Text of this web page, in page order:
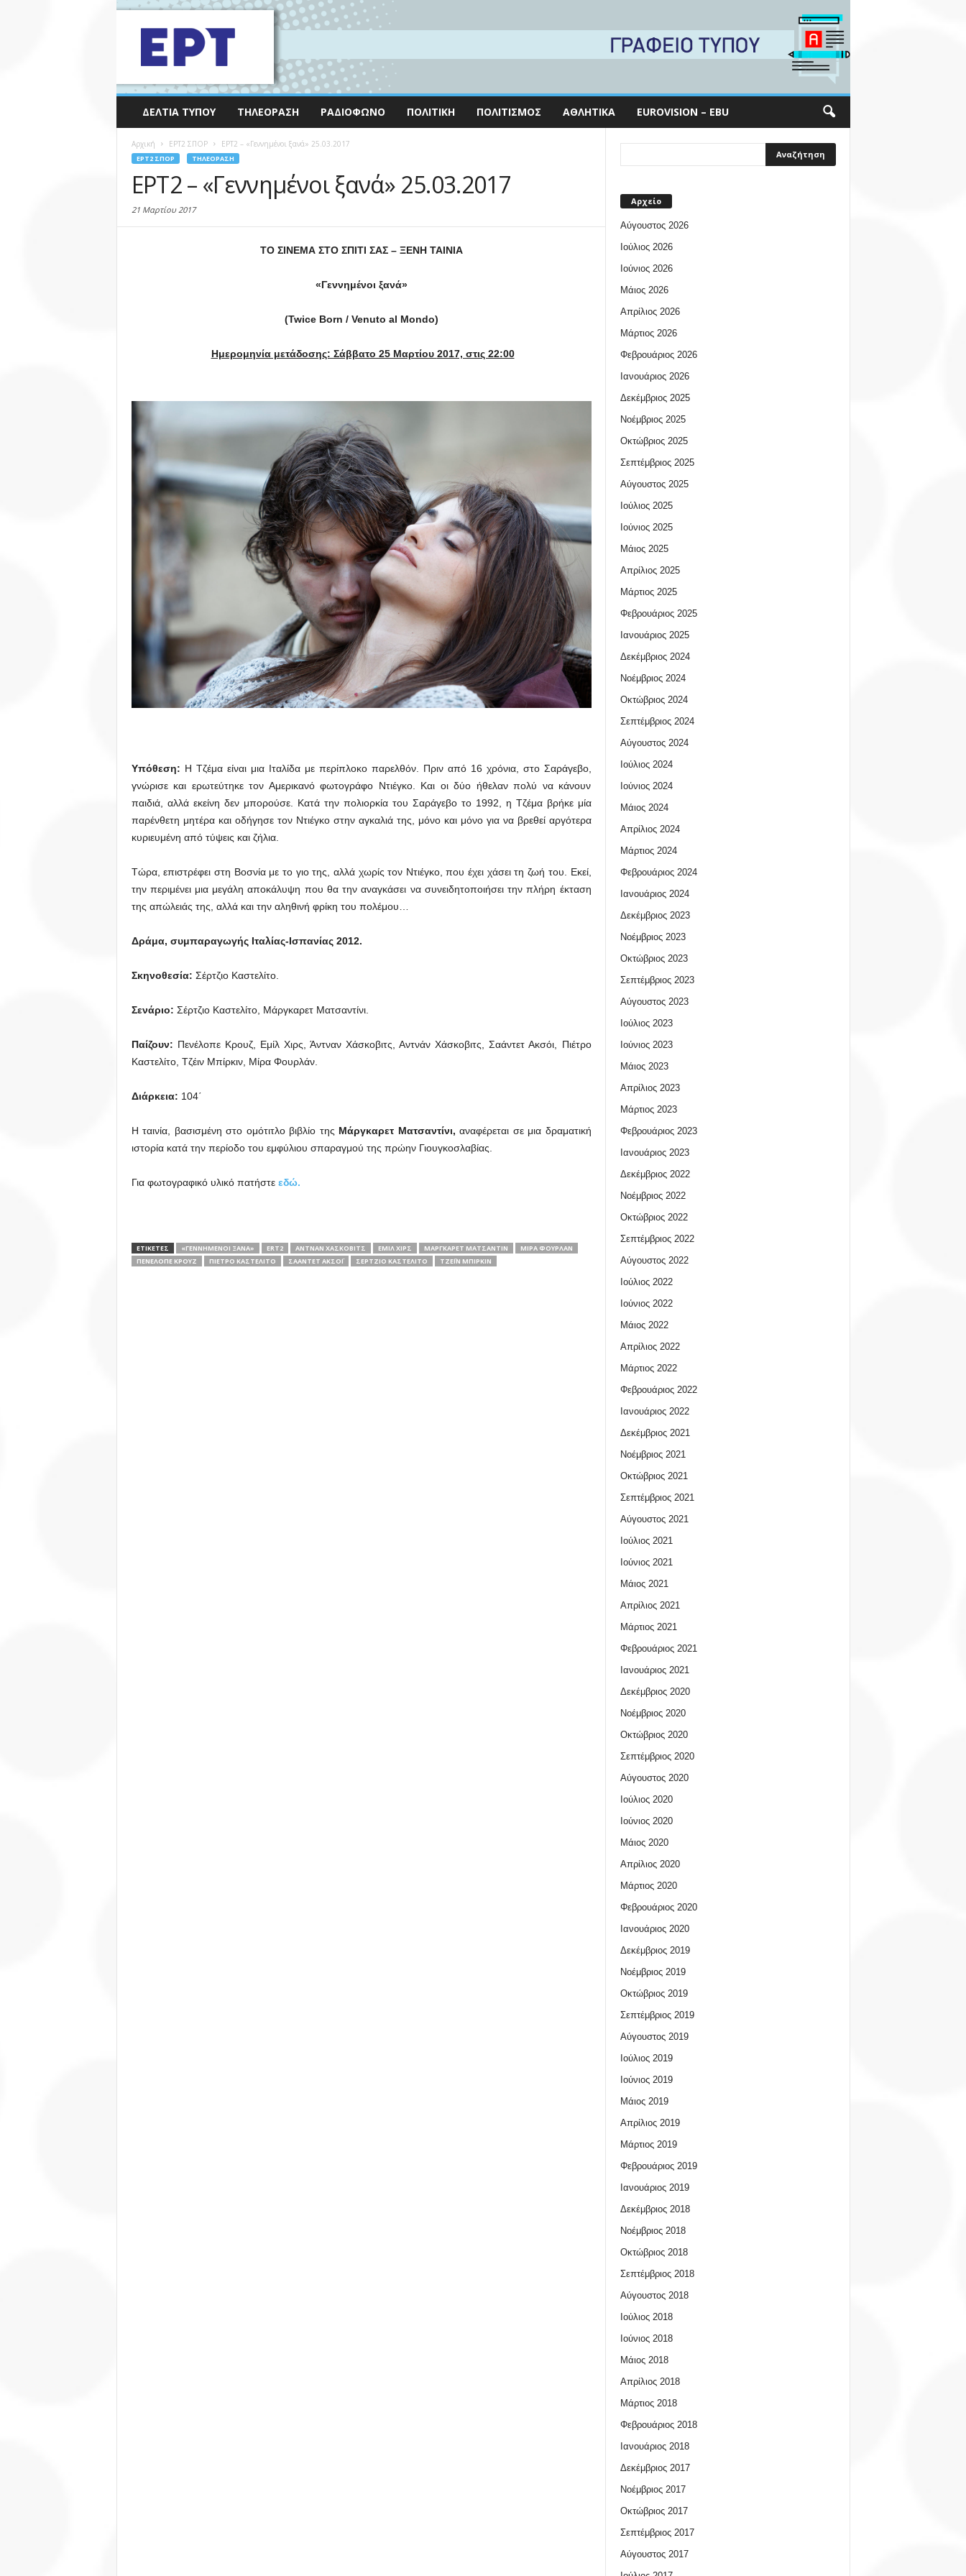
ΔΕΛΤΊΑ ΤΎΠΟΥ ΤΗΛΕΌΡΑΣΗ ΡΑΔΙΌΦΩΝΟ ΠΟΛΙΤΙΚΉ ΠΟΛΙΤΙΣΜΌΣ ΑΘΛΗΤΙΚΆ EUROVISION – EBU
Αρχική EΡΤ2 ΣΠΟΡ ΕΡΤ2 – «Γεννημένοι ξανά» 25.03.2017
EΡΤ2 ΣΠΟΡ ΤΗΛΕΌΡΑΣΗ
ΕΡΤ2 – «Γεννημένοι ξανά» 25.03.2017
21 Μαρτίου 2017
ΤΟ ΣΙΝΕΜΑ ΣΤΟ ΣΠΙΤΙ ΣΑΣ – ΞΕΝΗ ΤΑΙΝΙΑ
«Γεννημένοι ξανά»
(Twice Born / Venuto al Mondo)
Ημερομηνία μετάδοσης: Σάββατο 25 Μαρτίου 2017, στις 22:00
Υπόθεση: Η Τζέμα είναι μια Ιταλίδα με περίπλοκο παρελθόν. Πριν από 16 χρόνια, στο Σαράγεβο,
γνώρισε και ερωτεύτηκε τον Αμερικανό φωτογράφο Ντιέγκο. Και οι δύο ήθελαν πολύ να κάνουν
παιδιά, αλλά εκείνη δεν μπορούσε. Κατά την πολιορκία του Σαράγεβο το 1992, η Τζέμα βρήκε μία
παρένθετη μητέρα και οδήγησε τον Ντιέγκο στην αγκαλιά της, μόνο και μόνο για να βρεθεί αργότερα
κυριευμένη από τύψεις και ζήλια.
Τώρα, επιστρέφει στη Βοσνία με το γιο της, αλλά χωρίς τον Ντιέγκο, που έχει χάσει τη ζωή του. Εκεί,
την περιμένει μια μεγάλη αποκάλυψη που θα την αναγκάσει να συνειδητοποιήσει την πλήρη έκταση
της απώλειάς της, αλλά και την αληθινή φρίκη του πολέμου…
Δράμα, συμπαραγωγής Ιταλίας-Ισπανίας 2012.
Σκηνοθεσία: Σέρτζιο Καστελίτο.
Σενάριο: Σέρτζιο Καστελίτο, Μάργκαρετ Ματσαντίνι.
Παίζουν: Πενέλοπε Κρουζ, Εμίλ Χιρς, Άντναν Χάσκοβιτς, Αντνάν Χάσκοβιτς, Σαάντετ Ακσόι, Πιέτρο
Καστελίτο, Τζέιν Μπίρκιν, Μίρα Φουρλάν.
Διάρκεια: 104΄
Η ταινία, βασισμένη στο ομότιτλο βιβλίο της Μάργκαρετ Ματσαντίνι, αναφέρεται σε μια δραματική
ιστορία κατά την περίοδο του εμφύλιου σπαραγμού της πρώην Γιουγκοσλαβίας.
Για φωτογραφικό υλικό πατήστε εδώ.
ΕΤΙΚΕΤΕΣ «ΓΕΝΝΗΜΈΝΟΙ ΞΑΝΆ» ERT2 ΆΝΤΝΑΝ ΧΆΣΚΟΒΙΤΣ ΕΜΊΛ ΧΙΡΣ ΜΆΡΓΚΑΡΕΤ ΜΑΤΣΑΝΤΊΝ
ΜΊΡΑ ΦΟΥΡΛΆΝ
ΠΕΝΈΛΟΠΕ ΚΡΟΥΖ
ΠΙΈΤΡΟ ΚΑΣΤΕΛΊΤΟ ΣΑΆΝΤΕΤ ΑΚΣΌΙ ΣΈΡΤΖΙΟ ΚΑΣΤΕΛΊΤΟ ΤΖΈΙΝ ΜΠΊΡΚΙΝ
Αρχείο
Αύγουστος 2026
Ιούλιος 2026
Ιούνιος 2026
Μάιος 2026
Απρίλιος 2026
Μάρτιος 2026
Φεβρουάριος 2026
Ιανουάριος 2026
Δεκέμβριος 2025
Νοέμβριος 2025
Οκτώβριος 2025
Σεπτέμβριος 2025
Αύγουστος 2025
Ιούλιος 2025
Ιούνιος 2025
Μάιος 2025
Απρίλιος 2025
Μάρτιος 2025
Φεβρουάριος 2025
Ιανουάριος 2025
Δεκέμβριος 2024
Νοέμβριος 2024
Οκτώβριος 2024
Σεπτέμβριος 2024
Αύγουστος 2024
Ιούλιος 2024
Ιούνιος 2024
Μάιος 2024
Απρίλιος 2024
Μάρτιος 2024
Φεβρουάριος 2024
Ιανουάριος 2024
Δεκέμβριος 2023
Νοέμβριος 2023
Οκτώβριος 2023
Σεπτέμβριος 2023
Αύγουστος 2023
Ιούλιος 2023
Ιούνιος 2023
Μάιος 2023
Απρίλιος 2023
Μάρτιος 2023
Φεβρουάριος 2023
Ιανουάριος 2023
Δεκέμβριος 2022
Νοέμβριος 2022
Οκτώβριος 2022
Σεπτέμβριος 2022
Αύγουστος 2022
Ιούλιος 2022
Ιούνιος 2022
Μάιος 2022
Απρίλιος 2022
Μάρτιος 2022
Φεβρουάριος 2022
Ιανουάριος 2022
Δεκέμβριος 2021
Νοέμβριος 2021
Οκτώβριος 2021
Σεπτέμβριος 2021
Αύγουστος 2021
Ιούλιος 2021
Ιούνιος 2021
Μάιος 2021
Απρίλιος 2021
Μάρτιος 2021
Φεβρουάριος 2021
Ιανουάριος 2021
Δεκέμβριος 2020
Νοέμβριος 2020
Οκτώβριος 2020
Σεπτέμβριος 2020
Αύγουστος 2020
Ιούλιος 2020
Ιούνιος 2020
Μάιος 2020
Απρίλιος 2020
Μάρτιος 2020
Φεβρουάριος 2020
Ιανουάριος 2020
Δεκέμβριος 2019
Νοέμβριος 2019
Οκτώβριος 2019
Σεπτέμβριος 2019
Αύγουστος 2019
Ιούλιος 2019
Ιούνιος 2019
Μάιος 2019
Απρίλιος 2019
Μάρτιος 2019
Φεβρουάριος 2019
Ιανουάριος 2019
Δεκέμβριος 2018
Νοέμβριος 2018
Οκτώβριος 2018
Σεπτέμβριος 2018
Αύγουστος 2018
Ιούλιος 2018
Ιούνιος 2018
Μάιος 2018
Απρίλιος 2018
Μάρτιος 2018
Φεβρουάριος 2018
Ιανουάριος 2018
Δεκέμβριος 2017
Νοέμβριος 2017
Οκτώβριος 2017
Σεπτέμβριος 2017
Αύγουστος 2017